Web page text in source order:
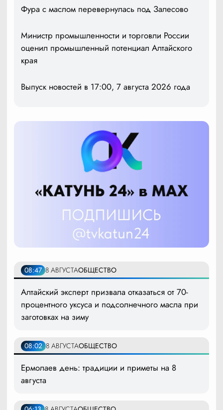
Фура с маслом перевернулась под Залесово
Министр промышленности и торговли России
оценил промышленный потенциал Алтайского
края
Выпуск новостей в 17:00, 7 августа 2026 года
08:47 8 АВГУСТАОБЩЕСТВО
Алтайский эксперт призвала отказаться от 70-
процентного уксуса и подсолнечного масла при
заготовках на зиму
08:02 8 АВГУСТАОБЩЕСТВО
Ермолаев день: традиции и приметы на 8
августа